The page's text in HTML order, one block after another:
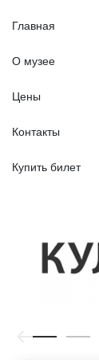
Главная
О музее
Цены
Контакты
Купить билет